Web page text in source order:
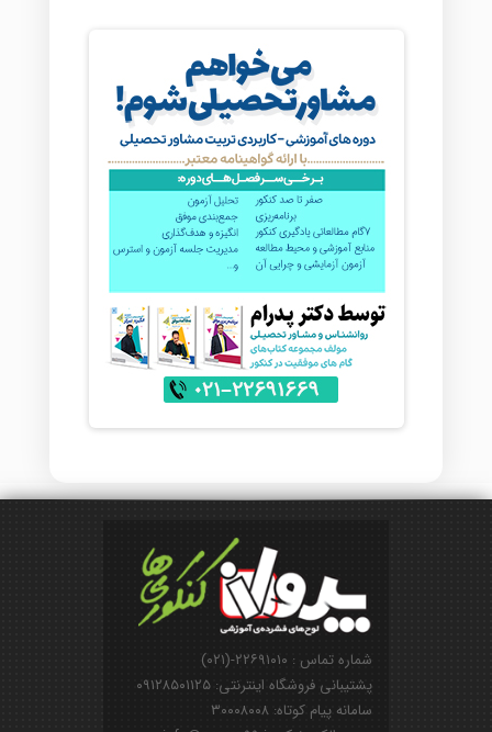
شماره تماس : ۲۲۶۹۱۰۱۰-(۰۲۱)
پشتیبانی فروشگاه اینترنتی: ۰۹۱۲۸۵۰۱۱۲۵
سامانه پیام کوتاه: ۳۰۰۰۸۰۰۸